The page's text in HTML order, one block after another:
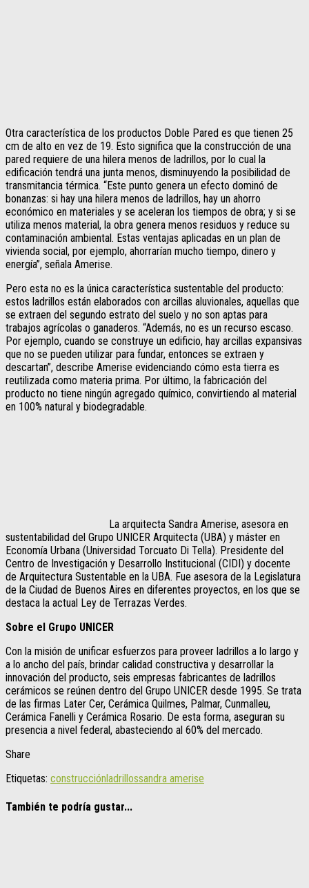
Otra característica de los productos Doble Pared es que tienen 25
cm de alto en vez de 19. Esto significa que la construcción de una
pared requiere de una hilera menos de ladrillos, por lo cual la
edificación tendrá una junta menos, disminuyendo la posibilidad de
transmitancia térmica. “Este punto genera un efecto dominó de
bonanzas: si hay una hilera menos de ladrillos, hay un ahorro
económico en materiales y se aceleran los tiempos de obra; y si se
utiliza menos material, la obra genera menos residuos y reduce su
contaminación ambiental. Estas ventajas aplicadas en un plan de
vivienda social, por ejemplo, ahorrarían mucho tiempo, dinero y
energía”, señala Amerise.
Pero esta no es la única característica sustentable del producto:
estos ladrillos están elaborados con arcillas aluvionales, aquellas que
se extraen del segundo estrato del suelo y no son aptas para
trabajos agrícolas o ganaderos. “Además, no es un recurso escaso.
Por ejemplo, cuando se construye un edificio, hay arcillas expansivas
que no se pueden utilizar para fundar, entonces se extraen y
descartan”, describe Amerise evidenciando cómo esta tierra es
reutilizada como materia prima. Por último, la fabricación del
producto no tiene ningún agregado químico, convirtiendo al material
en 100% natural y biodegradable.
La arquitecta Sandra Amerise, asesora en
sustentabilidad del Grupo UNICER Arquitecta (UBA) y máster en
Economía Urbana (Universidad Torcuato Di Tella). Presidente del
Centro de Investigación y Desarrollo Institucional (CIDI) y docente
de Arquitectura Sustentable en la UBA. Fue asesora de la Legislatura
de la Ciudad de Buenos Aires en diferentes proyectos, en los que se
destaca la actual Ley de Terrazas Verdes.
Sobre el Grupo UNICER
Con la misión de unificar esfuerzos para proveer ladrillos a lo largo y
a lo ancho del país, brindar calidad constructiva y desarrollar la
innovación del producto, seis empresas fabricantes de ladrillos
cerámicos se reúnen dentro del Grupo UNICER desde 1995. Se trata
de las firmas Later Cer, Cerámica Quilmes, Palmar, Cunmalleu,
Cerámica Fanelli y Cerámica Rosario. De esta forma, aseguran su
presencia a nivel federal, abasteciendo al 60% del mercado.
Share
Etiquetas: construcción ladrillossandra amerise
También te podría gustar...